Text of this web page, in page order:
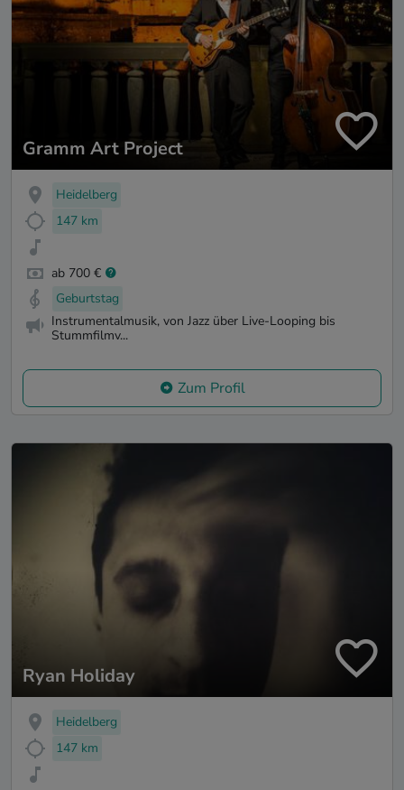
Gramm Art Project
Heidelberg
147 km
ab 700 €
Geburtstag
Instrumentalmusik, von Jazz über Live-Looping bis
Stummfilmv...
Zum Profil
Ryan Holiday
Heidelberg
147 km